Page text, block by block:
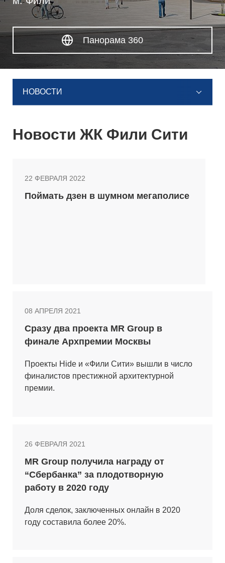
Панорама 360
НОВОСТИ
Новости ЖК Фили Сити
22 ФЕВРАЛЯ 2022
Поймать дзен в шумном мегаполисе
08 АПРЕЛЯ 2021
Сразу два проекта MR Group в
финале Архпремии Москвы
Проекты Hide и «Фили Сити» вышли в число
финалистов престижной архитектурной
премии.
26 ФЕВРАЛЯ 2021
MR Group получила награду от
“Сбербанка” за плодотворную
работу в 2020 году
Доля сделок, заключенных онлайн в 2020
году составила более 20%.